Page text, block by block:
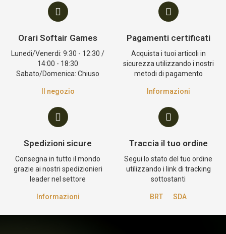
Orari Softair Games
Lunedi/Venerdi: 9:30 - 12:30 /
14:00 - 18:30
Sabato/Domenica: Chiuso
Il negozio
Pagamenti certificati
Acquista i tuoi articoli in
sicurezza utilizzando i nostri
metodi di pagamento
Informazioni
Spedizioni sicure
Consegna in tutto il mondo
grazie ai nostri spedizionieri
leader nel settore
Informazioni
Traccia il tuo ordine
Segui lo stato del tuo ordine
utilizzando i link di tracking
sottostanti
BRT SDA